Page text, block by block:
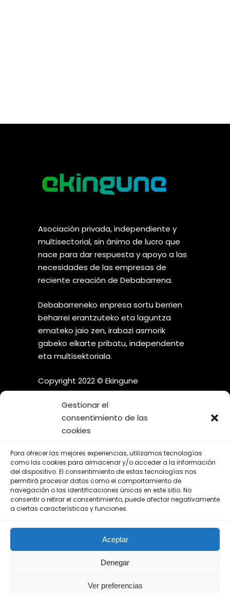
Gestionar el
consentimiento de las
cookies
Para ofrecer las mejores experiencias, utilizamos tecnologías
como las cookies para almacenar y/o acceder a la información
del dispositivo. El consentimiento de estas tecnologías nos
permitirá procesar datos como el comportamiento de
navegación o las identificaciones únicas en este sitio. No
consentir o retirar el consentimiento, puede afectar negativamente
a ciertas características y funciones.
Aceptar
Denegar
Ver preferencias
Asociación privada, independiente y
multisectorial, sin ánimo de lucro que
nace para dar respuesta y apoyo a las
necesidades de las empresas de
reciente creación de Debabarrena.
Debabarreneko enpresa sortu berrien
beharrei erantzuteko eta laguntza
emateko jaio zen, irabazi asmorik
gabeko elkarte pribatu, independente
eta multisektoriala.
Copyright 2022 © Ekingune
¡SÍGUENOS EN LAS REDES
SOCIALES!
Aviso Legal
Política de Privacidad
Política de Cookies